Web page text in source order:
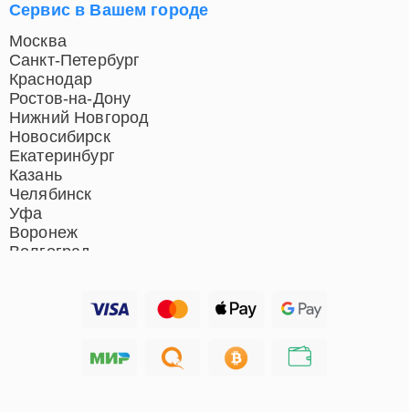
Сервис в Вашем городе
Москва
Санкт-Петербург
Краснодар
Ростов-на-Дону
Нижний Новгород
Новосибирск
Екатеринбург
Казань
Челябинск
Уфа
Воронеж
Волгоград
Хабаровск